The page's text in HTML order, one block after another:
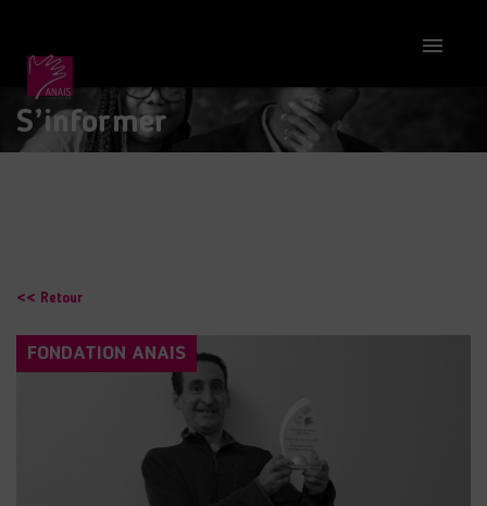

S’informer
<< Retour
FONDATION ANAIS